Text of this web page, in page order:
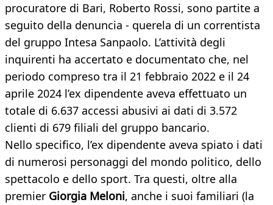
procuratore di Bari, Roberto Rossi, sono partite a
seguito della denuncia - querela di un correntista
del gruppo Intesa Sanpaolo. L’attività degli
inquirenti ha accertato e documentato che, nel
periodo compreso tra il 21 febbraio 2022 e il 24
aprile 2024 l’ex dipendente aveva effettuato un
totale di 6.637 accessi abusivi ai dati di 3.572
clienti di 679 filiali del gruppo bancario.
Nello specifico, l’ex dipendente aveva spiato i dati
di numerosi personaggi del mondo politico, dello
spettacolo e dello sport. Tra questi, oltre alla
premier Giorgia Meloni, anche i suoi familiari (la